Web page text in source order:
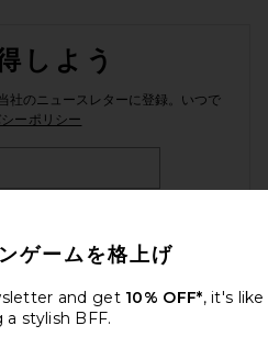
しよう
社のニュースレターに登録。いつで
ーポリシー
Country Regions
ja USD
ゲームを格上げ
and get 10% OFF*, it's like
a stylish BFF.